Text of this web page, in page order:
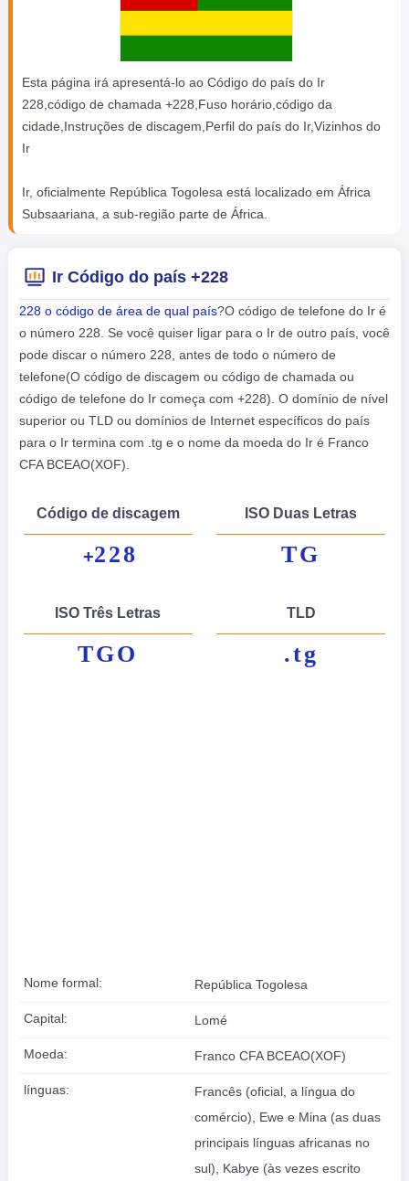
Esta página irá apresentá-lo ao Código do país do Ir
228,código de chamada +228,Fuso horário,código da
cidade,Instruções de discagem,Perfil do país do Ir,Vizinhos do
Ir
Ir, oficialmente República Togolesa está localizado em África
Subsaariana, a sub-região parte de África.
Ir Código do país +228
228 o código de área de qual país?O código de telefone do Ir é
o número 228. Se você quiser ligar para o Ir de outro país, você
pode discar o número 228, antes de todo o número de
telefone(O código de discagem ou código de chamada ou
código de telefone do Ir começa com +228). O domínio de nível
superior ou TLD ou domínios de Internet específicos do país
para o Ir termina com .tg e o nome da moeda do Ir é Franco
CFA BCEAO(XOF).
Código de discagem
+228
ISO Duas Letras
TG
ISO Três Letras
TGO
TLD
.tg
Nome formal: República Togolesa
Capital: Lomé
Moeda: Franco CFA BCEAO(XOF)
línguas:
Francês (oficial, a língua do
comércio), Ewe e Mina (as duas
principais línguas africanas no
sul), Kabye (às vezes escrito